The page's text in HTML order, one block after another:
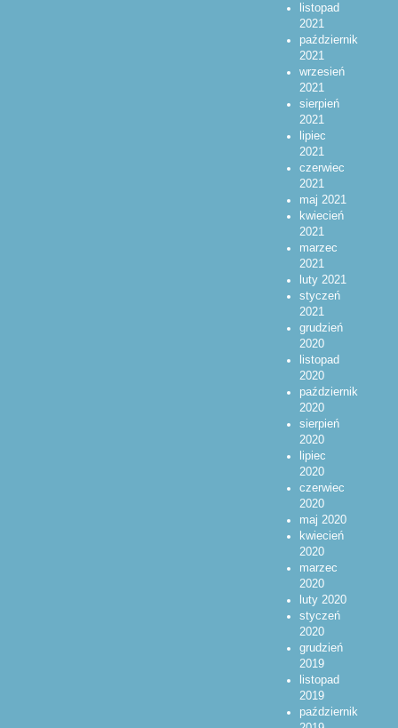
listopad
2021
październik
2021
wrzesień
2021
sierpień
2021
lipiec
2021
czerwiec
2021
maj 2021
kwiecień
2021
marzec
2021
luty 2021
styczeń
2021
grudzień
2020
listopad
2020
październik
2020
sierpień
2020
lipiec
2020
czerwiec
2020
maj 2020
kwiecień
2020
marzec
2020
luty 2020
styczeń
2020
grudzień
2019
listopad
2019
październik